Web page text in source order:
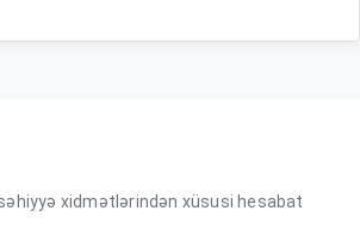
xidmətlərindən xüsusi hesabat